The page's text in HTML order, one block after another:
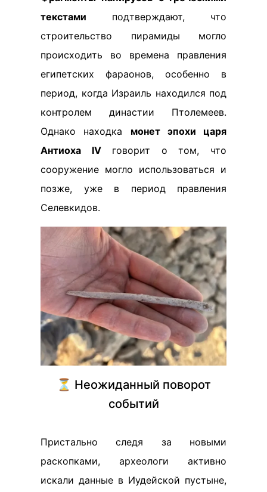
текстами подтверждают, что
строительство пирамиды могло
происходить во времена правления
египетских фараонов, особенно в
период, когда Израиль находился под
контролем династии Птолемеев.
Однако находка монет эпохи царя
Антиоха IVговорит о том, что
сооружение могло использоваться и
позже, уже в период правления
Селевкидов.
⏳ Неожиданный поворот
событий
Пристально следя за новыми
раскопками, археологи активно
искали данные в Иудейской пустыне,